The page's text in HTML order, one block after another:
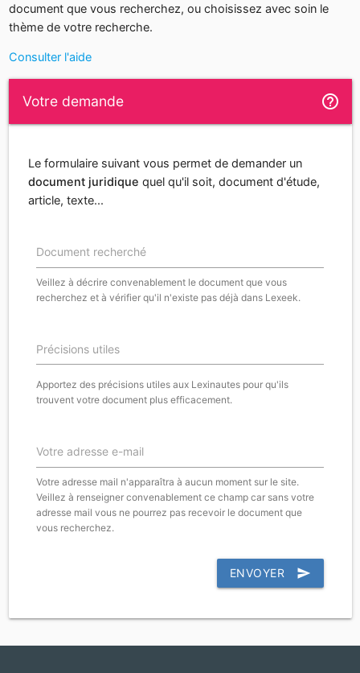
document que vous recherchez, ou choisissez avec soin le
thème de votre recherche.
Consulter l'aide
Votre demande help_outline
Le formulaire suivant vous permet de demander un
document juridique quel qu'il soit, document d'étude,
article, texte...
Document recherché
Veillez à décrire convenablement le document que vous
recherchez et à vérifier qu'il n'existe pas déjà dans Lexeek.
Précisions utiles
Apportez des précisions utiles aux Lexinautes pour qu'ils
trouvent votre document plus efficacement.
Votre adresse e-mail
Votre adresse mail n'apparaîtra à aucun moment sur le site.
Veillez à renseigner convenablement ce champ car sans votre
adresse mail vous ne pourrez pas recevoir le document que
vous recherchez.
ENVOYER send